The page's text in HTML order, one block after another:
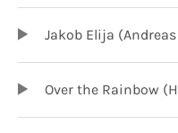
Jakob Elija
Over the Rainbow